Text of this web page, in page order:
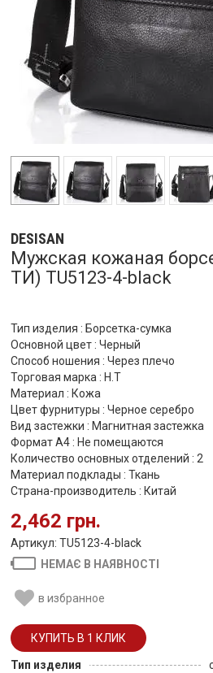
DESISAN
Мужская кожаная
ТИ) TU5123-4-black
Тип изделия : Борсетка-сумка
Основной цвет : Черный
Способ ношения : Через плечо
Торговая марка : H.T
Материал : Кожа
Цвет фурнитуры : Черное серебро
Вид застежки : Магнитная застежка
Формат А4 : Не помещаются
Количество основных отделений : 2
Материал подклады : Ткань
Страна-производитель : Китай
2,462 грн.
Артикул: TU5123-4-black
НЕМАЄ В НАЯВНОСТІ
в избранное
Тип изделия